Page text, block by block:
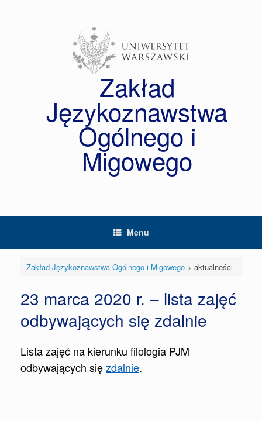
Zakład
Językoznawstwa
Ogólnego i
Migowego
Menu
Zakład Językoznawstwa Ogólnego i Migowego > aktualności
23 marca 2020 r. – lista zajęć
odbywających się zdalnie
Lista zajęć na kierunku filologia PJM
odbywających sięzdalnie.